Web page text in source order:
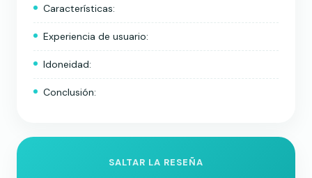
Características:
Experiencia de usuario:
Idoneidad:
Conclusión:
SALTAR LA RESEÑA